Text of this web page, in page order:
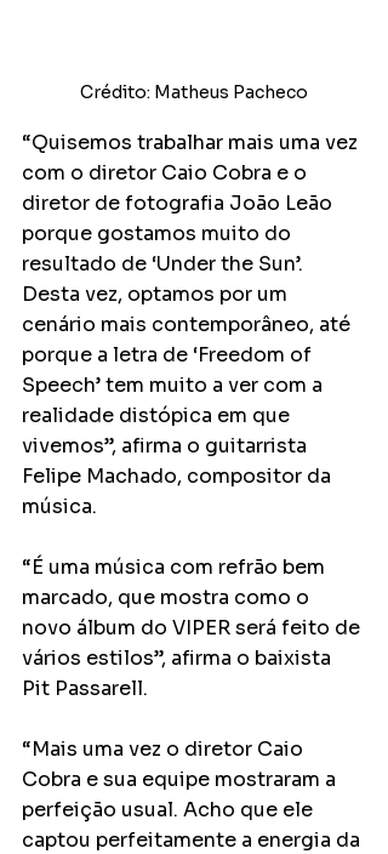
Crédito: Matheus Pacheco
“Quisemos trabalhar mais uma vez
com o diretor Caio Cobra e o
diretor de fotografia João Leão
porque gostamos muito do
resultado de ‘Under the Sun’.
Desta vez, optamos por um
cenário mais contemporâneo, até
porque a letra de ‘Freedom of
Speech’ tem muito a ver com a
realidade distópica em que
vivemos”, afirma o guitarrista
Felipe Machado, compositor da
música.
“É uma música com refrão bem
marcado, que mostra como o
novo álbum do VIPER será feito de
vários estilos”, afirma o baixista
Pit Passarell.
“Mais uma vez o diretor Caio
Cobra e sua equipe mostraram a
perfeição usual. Acho que ele
captou perfeitamente a energia da